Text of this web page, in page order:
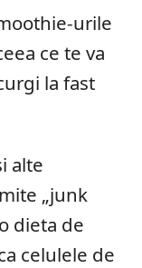
urile
ce te va
la fast
alte
„junk
dieta de
celulele de